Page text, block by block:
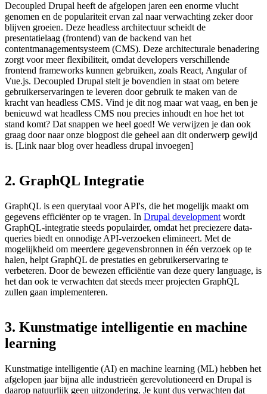
Decoupled Drupal heeft de afgelopen jaren een enorme vlucht
genomen en de populariteit ervan zal naar verwachting zeker door
blijven groeien. Deze headless architectuur scheidt de
presentatielaag (frontend) van de backend van het
contentmanagementsysteem (CMS). Deze architecturale benadering
zorgt voor meer flexibiliteit, omdat developers verschillende
frontend frameworks kunnen gebruiken, zoals React, Angular of
Vue.js. Decoupled Drupal stelt je bovendien in staat om betere
gebruikerservaringen te leveren door gebruik te maken van de
kracht van headless CMS. Vind je dit nog maar wat vaag, en ben je
benieuwd wat headless CMS nou precies inhoudt en hoe het tot
stand komt? Dat snappen we heel goed! We verwijzen je dan ook
graag door naar onze blogpost die geheel aan dit onderwerp gewijd
is. [Link naar blog over headless drupal invoegen]
2. GraphQL Integratie
GraphQL is een querytaal voor API's, die het mogelijk maakt om
gegevens efficiënter op te vragen. In Drupal development wordt
GraphQL-integratie steeds populairder, omdat het preciezere data-
queries biedt en onnodige API-verzoeken elimineert. Met de
mogelijkheid om meerdere gegevensbronnen in één verzoek op te
halen, helpt GraphQL de prestaties en gebruikerservaring te
verbeteren. Door de bewezen efficiëntie van deze query language, is
het dan ook te verwachten dat steeds meer projecten GraphQL
zullen gaan implementeren.
3. Kunstmatige intelligentie en machine
learning
Kunstmatige intelligentie (AI) en machine learning (ML) hebben het
afgelopen jaar bijna alle industrieën gerevolutioneerd en Drupal is
daarop natuurlijk geen uitzondering. Je kunt dus verwachten dat